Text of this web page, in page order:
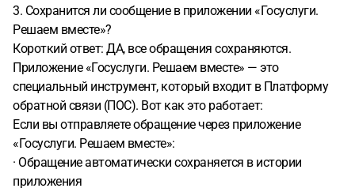
3. Сохранится ли сообщение в приложении «Госуслуги.
Решаем вместе»?
Короткий ответ: ДА, все обращения сохраняются.
Приложение «Госуслуги. Решаем вместе» — это
специальный инструмент, который входит в Платформу
обратной связи (ПОС). Вот как это работает:
Если вы отправляете обращение через приложение
«Госуслуги. Решаем вместе»:
· Обращение автоматически сохраняется в истории
приложения